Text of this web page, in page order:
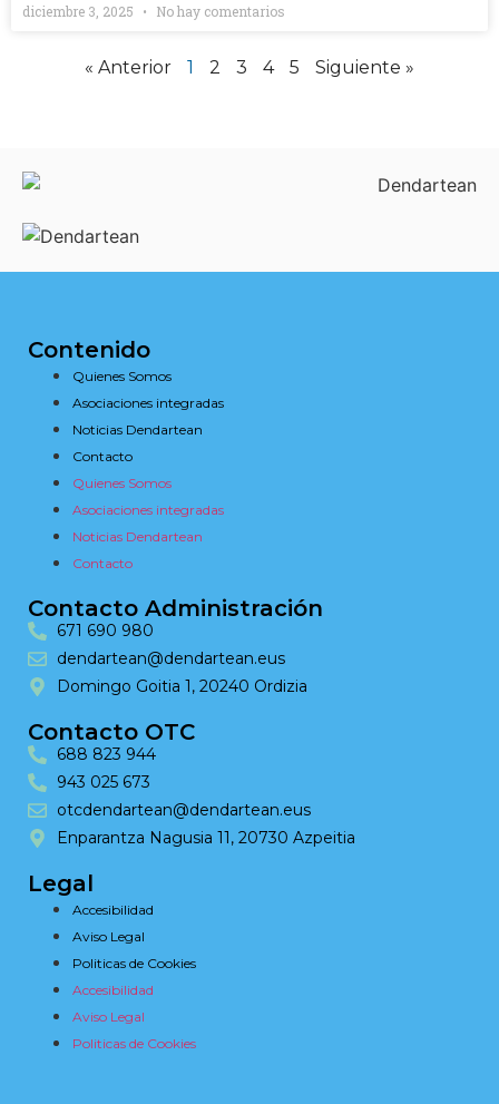
diciembre 3, 2025 No hay comentarios
« Anterior 1 2 3 4 5 Siguiente »
Contenido
Quienes Somos
Asociaciones integradas
Noticias Dendartean
Contacto
Quienes Somos
Asociaciones integradas
Noticias Dendartean
Contacto
Contacto Administración
671 690 980
dendartean@dendartean.eus
Domingo Goitia 1, 20240 Ordizia
Contacto OTC
688 823 944
943 025 673
otcdendartean@dendartean.eus
Enparantza Nagusia 11, 20730 Azpeitia
Legal
Accesibilidad
Aviso Legal
Politicas de Cookies
Accesibilidad
Aviso Legal
Politicas de Cookies